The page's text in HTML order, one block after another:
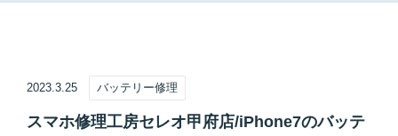
2023.3.25 バッテリー修理
スマホ修理工房セレオ甲府店/iPhone7のバッテ